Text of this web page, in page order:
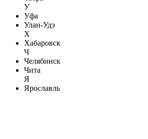
У
Уфа
Улан-Удэ
Х
Хабаровск
Ч
Челябинск
Чита
Я
Ярославль